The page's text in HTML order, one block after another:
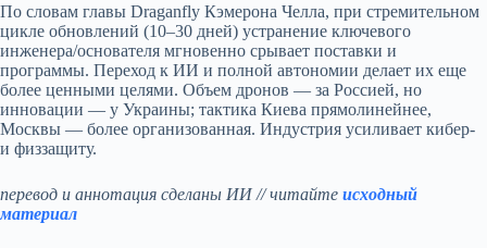
По словам главы Draganfly Кэмерона Челла, при стремительном
цикле обновлений (10–30 дней) устранение ключевого
инженера/основателя мгновенно срывает поставки и
программы. Переход к ИИ и полной автономии делает их еще
более ценными целями. Объем дронов — за Россией, но
инновации — у Украины; тактика Киева прямолинейнее,
Москвы — более организованная. Индустрия усиливает кибер-
и физзащиту.
перевод и аннотация сделаны ИИ // читайте исходный
материал